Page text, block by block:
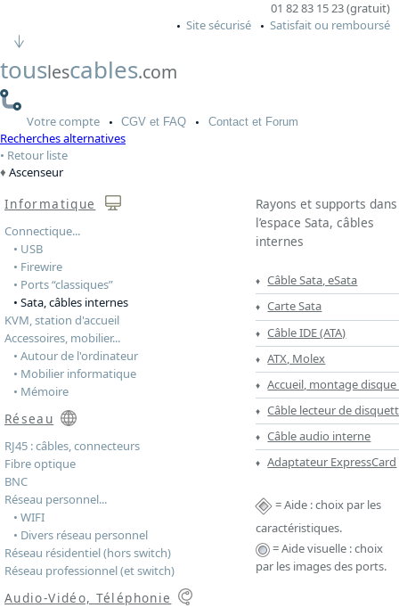
01 82 83 15 23 (gratuit)
Site sécurisé
Satisfait ou remboursé
touslescables.com
Votrecompte CGV et FAQ Contactet Forum
Recherches alternatives
Retour liste
Ascenseur
Rayons et supports dans
l’espace Sata, câbles
internes
Câble Sata, eSata
Carte Sata
Câble IDE (ATA)
ATX, Molex
Accueil, montage
Câble lecteur de
Câble audio interne
Adaptateur ExpressCard
= Aide : choix par les
caractéristiques.
= Aide visuelle : choix
par les images des ports.
Informatique
Connectique...
• USB
• Firewire
• Ports “classiques”
• Sata, câbles internes
KVM, station d'accueil
Accessoires, mobilier...
• Autour de l'ordinateur
• Mobilier informatique
• Mémoire
Réseau
RJ45 : câbles, connecteurs
Fibre optique
BNC
Réseau personnel...
• WIFI
• Divers réseau personnel
Réseau résidentiel (hors switch)
Réseau professionnel (et switch)
Audio-Vidéo, Téléphonie